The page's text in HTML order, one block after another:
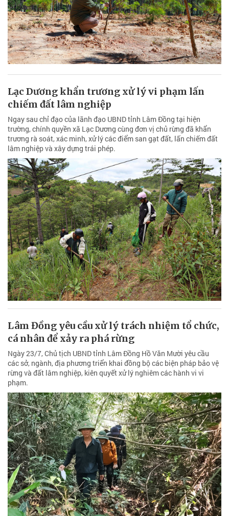
Lạc Dương khẩn trương xử lý vi phạm lấn
chiếm đất lâm nghiệp
Ngay sau chỉ đạo của lãnh đạo UBND tỉnh Lâm Đồng tại hiện
trường, chính quyền xã Lạc Dương cùng đơn vị chủ rừng đã khẩn
trương rà soát, xác minh, xử lý các điểm san gạt đất, lấn chiếm đất
lâm nghiệp và xây dựng trái phép.
Lâm Đồng yêu cầu xử lý trách nhiệm tổ chức,
cá nhân để xảy ra phá rừng
Ngày 23/7, Chủ tịch UBND tỉnh Lâm Đồng Hồ Văn Mười yêu cầu
các sở, ngành, địa phương triển khai đồng bộ các biện pháp bảo vệ
rừng và đất lâm nghiệp, kiên quyết xử lý nghiêm các hành vi vi
phạm.